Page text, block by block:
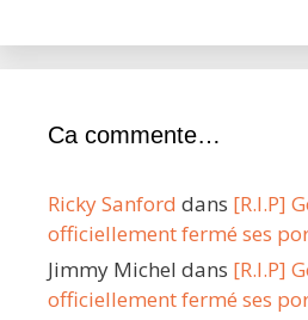
Ca commente…
Ricky Sanford dans [R.I.P]
officiellement fermé ses
Jimmy Michel dans [R.I.P]
officiellement fermé ses